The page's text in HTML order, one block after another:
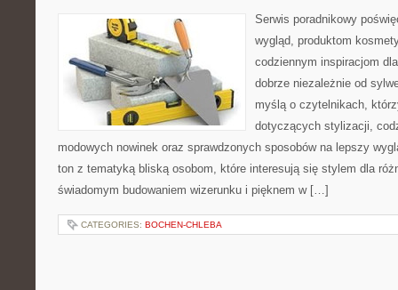
Serwis poradnikowy
wygląd, produktom
codziennym inspiracjom
dobrze niezależnie od
myślą o czytelnikach,
dotyczących stylizacji,
modowych nowinek oraz sprawdzonych sposobów na lepszy
ton z tematyką bliską osobom, które interesują się stylem dla
świadomym budowaniem wizerunku i pięknem w […]
CATEGORIES: BOCHEN-CHLEBA